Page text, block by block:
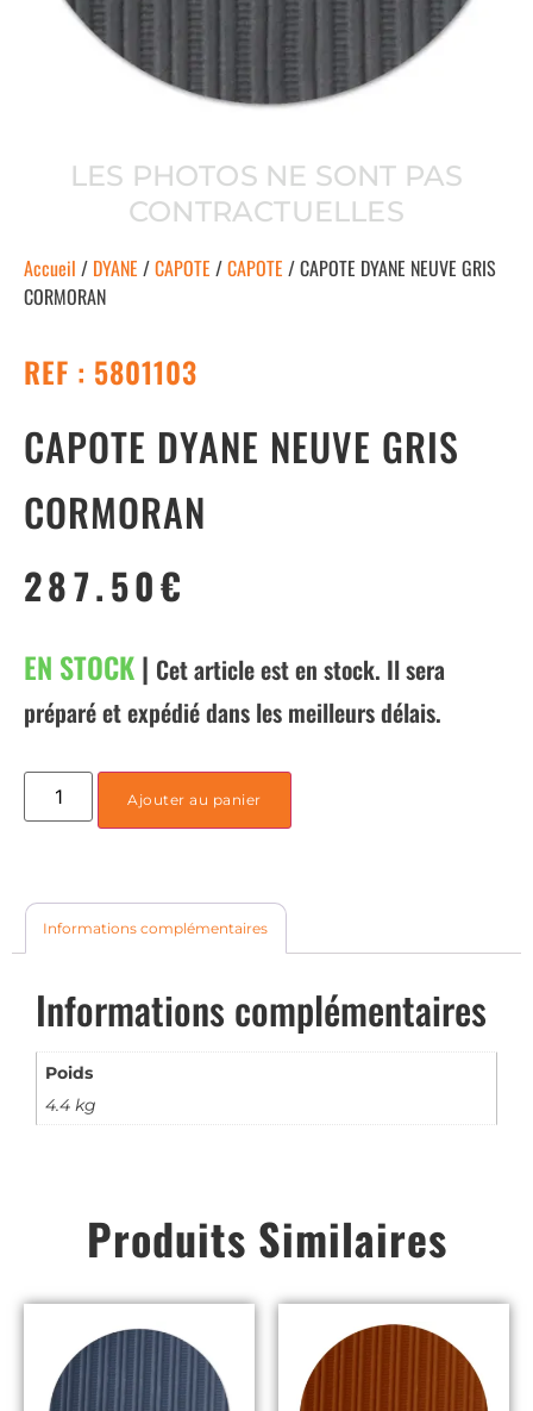
LES PHOTOS NE SONT PAS
CONTRACTUELLES
Accueil / DYANE /CAPOTE /CAPOTE / CAPOTE DYANE NEUVE GRIS
CORMORAN
REF : 5801103
CAPOTE DYANE NEUVE GRIS
CORMORAN
287.50€
EN STOCK| Cet article est en stock. Il sera
préparé et expédié dans les meilleurs délais.
Ajouter au panier
Informations complémentaires
Informations complémentaires
Poids
4.4 kg
Produits Similaires